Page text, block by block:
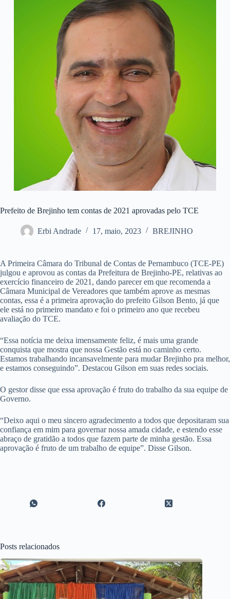
Prefeito de Brejinho tem contas de 2021 aprovadas pelo TCE
Erbi Andrade 17, maio, 2023 BREJINHO
A Primeira Câmara do Tribunal de Contas de Pernambuco (TCE-PE)
julgou e aprovou as contas da Prefeitura de Brejinho-PE, relativas ao
exercício financeiro de 2021, dando parecer em que recomenda a
Câmara Municipal de Vereadores que também aprove as mesmas
contas, essa é a primeira aprovação do prefeito Gilson Bento, já que
ele está no primeiro mandato e foi o primeiro ano que recebeu
avaliação do TCE.
“Essa notícia me deixa imensamente feliz, é mais uma grande
conquista que mostra que nossa Gestão está no caminho certo.
Estamos trabalhando incansavelmente para mudar Brejinho pra melhor,
e estamos conseguindo”. Destacou Gilson em suas redes sociais.
O gestor disse que essa aprovação é fruto do trabalho da sua equipe de
Governo.
“Deixo aqui o meu sincero agradecimento a todos que depositaram sua
confiança em mim para governar nossa amada cidade, e estendo esse
abraço de gratidão a todos que fazem parte de minha gestão. Essa
aprovação é fruto de um trabalho de equipe”. Disse Gilson.
Posts relacionados